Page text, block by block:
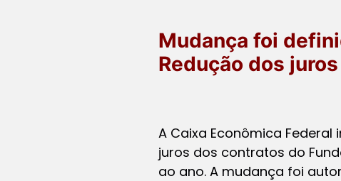
Mudança foi
Redução dos
A Caixa Econômica
juros dos contratos do
ao ano. A mudança foi